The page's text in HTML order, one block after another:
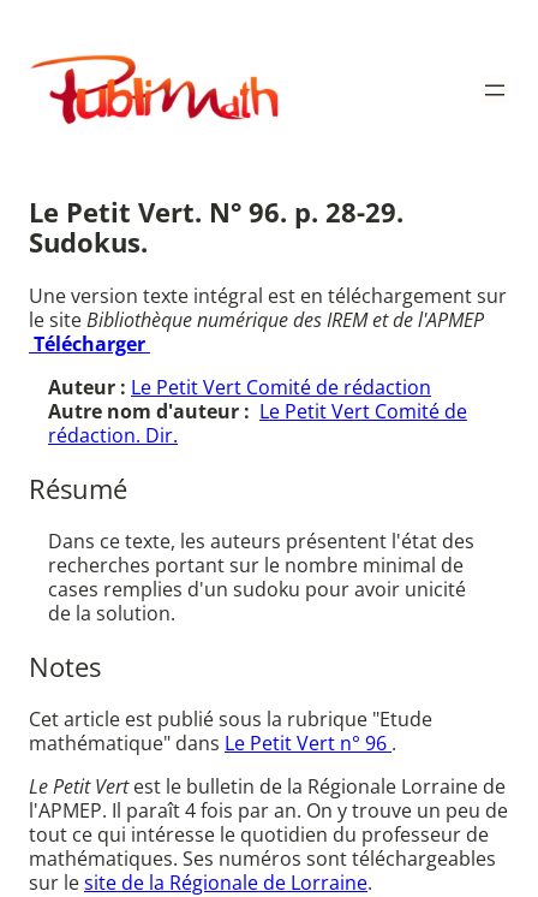
contenu
Publimath
Le Petit Vert. N° 96. p. 28-29.
Sudokus.
Une version texte intégral est en téléchargement sur
le siteBibliothèque numérique des IREM et de l'APMEP
Télécharger
Auteur : Le Petit Vert Comité de rédaction
Autre nom d'auteur : Le Petit Vert Comité de
rédaction. Dir.
Résumé
Dans ce texte, les auteurs présentent l'état des
recherches portant sur le nombre minimal de
cases remplies d'un sudoku pour avoir unicité
de la solution.
Notes
Cet article est publié sous la rubrique "Etude
mathématique" dans Le Petit Vert n° 96 .
Le Petit Vertest le bulletin de la Régionale Lorraine de
l'APMEP. Il paraît 4 fois par an. On y trouve un peu de
tout ce qui intéresse le quotidien du professeur de
mathématiques. Ses numéros sont téléchargeables
sur lesite de la Régionale de Lorraine.